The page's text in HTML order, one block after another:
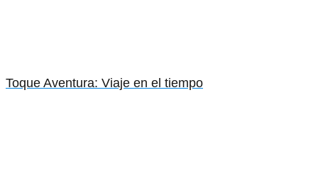
Toque Aventura: Viaje en el tiempo